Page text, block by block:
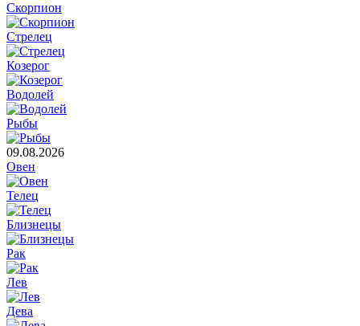
Скорпион
Стрелец
Козерог
Водолей
Рыбы
09.08.2026
Овен
Телец
Близнецы
Рак
Лев
Дева